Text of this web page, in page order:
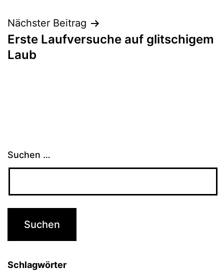
Nächster Beitrag
Erste Laufversuche auf glitschigem
Laub
Suchen …
Schlagwörter